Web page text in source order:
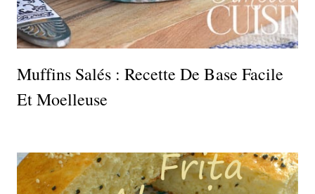
Muffins Salés : Recette De Base Facile
Et Moelleuse